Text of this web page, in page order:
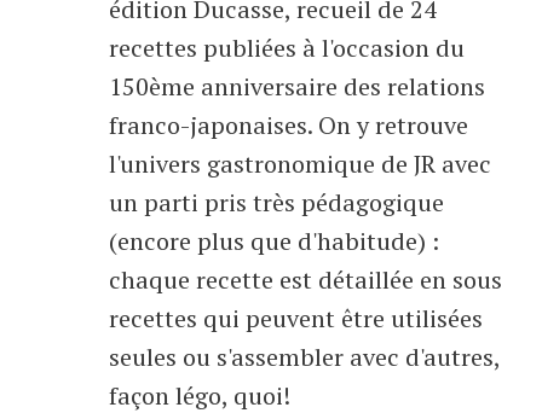
édition Ducasse, recueil de 24
recettes publiées à l'occasion du
150ème anniversaire des relations
franco-japonaises. On y retrouve
l'univers gastronomique de JR avec
un parti pris très pédagogique
(encore plus que d'habitude) :
chaque recette est détaillée en sous
recettes qui peuvent être utilisées
seules ou s'assembler avec d'autres,
façon légo, quoi!